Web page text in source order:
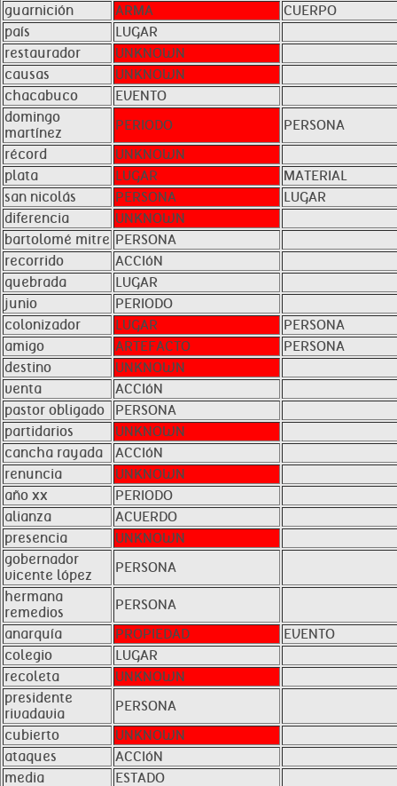
guarnición
ARMA
CUERPO
país
LUGAR
restaurador
UNKNOWN
causas
UNKNOWN
chacabuco
EVENTO
domingo
martínez
PERIODO
PERSONA
récord
UNKNOWN
plata
LUGAR
MATERIAL
san nicolás
PERSONA
LUGAR
diferencia
UNKNOWN
bartolomé mitre PERSONA
recorrido
ACCIóN
quebrada
LUGAR
junio
PERIODO
colonizador
LUGAR
PERSONA
amigo
ARTEFACTO
PERSONA
destino
UNKNOWN
venta
ACCIóN
pastor obligado
PERSONA
partidarios
UNKNOWN
cancha rayada
ACCIóN
renuncia
UNKNOWN
año xx
PERIODO
alianza
ACUERDO
presencia
UNKNOWN
gobernador
vicente lópez
PERSONA
hermana
remedios
PERSONA
anarquía
PROPIEDAD
EVENTO
colegio
LUGAR
recoleta
UNKNOWN
presidente
rivadavia
PERSONA
cubierto
UNKNOWN
ataques
ACCIóN
media
ESTADO